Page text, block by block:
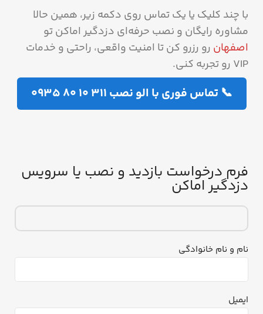
با چند کلیک یا یک تماس روی دکمه زیر، همین حالا
مشاوره رایگان و نصب حرفه‌ای دزدگیر اماکن تو
اصفهان رو رزرو کن تا امنیت واقعی، راحتی و خدمات
VIP رو تجربه کنی.
📞 تماس فوری با الو نصب 311 10 80 0935
فرم درخواست بازدید و نصب یا سرویس
دزدگیر اماکن
نام و نام خانوادگی
ایمیل